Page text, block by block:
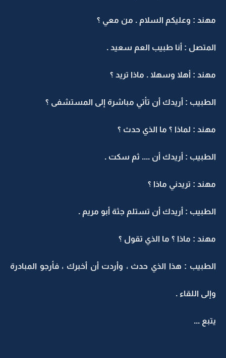
مهند : وعليكم السلام . من معي ؟
المتصل : أنا طبيب العم سعيد .
مهند : أهلا وسهلا . ماذا تريد ؟
الطبيب : أريدك أن تأتي مباشرة إلى المستشفى ؟
مهند : لماذا ؟ ما الذي حدث ؟
الطبيب : أريدك أن .... ثم سكت .
مهند : تريدني ماذا ؟
الطبيب : أريدك أن تستلم جثة أبو مريم .
مهند : ماذا ؟ ما الذي تقول ؟
الطبيب : هذا الذي حدث ، وأردت أن أخبرك ، فأرجو المبادرة
وإلى اللقاء .
يتبع ...